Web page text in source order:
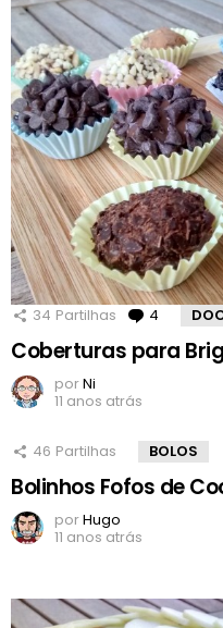
34 Partilhas 4
Coberturas para
porNi
11 anos atrás
46 Partilhas BOLOS
Bolinhos Fofos de
porHugo
11 anos atrás